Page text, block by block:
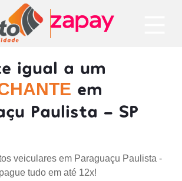
igual a um
em
Paulista - SP
veiculares em Paraguaçu Paulista -
tudo em até 12x!